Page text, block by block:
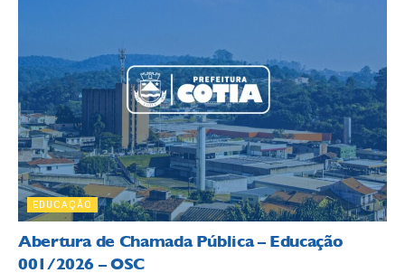
EDUCAÇÃO
Abertura de Chamada Pública – Educação
001/2026 – OSC